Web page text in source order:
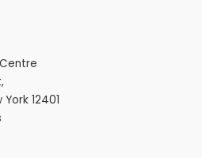
12401